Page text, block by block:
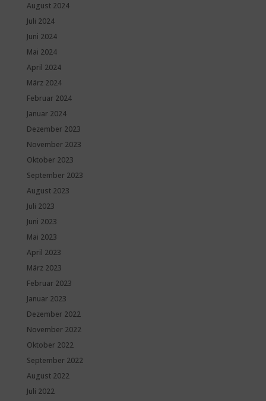
August 2024
Juli 2024
Juni 2024
Mai 2024
April 2024
März 2024
Februar 2024
Januar 2024
Dezember 2023
November 2023
Oktober 2023
September 2023
August 2023
Juli 2023
Juni 2023
Mai 2023
April 2023
März 2023
Februar 2023
Januar 2023
Dezember 2022
November 2022
Oktober 2022
September 2022
August 2022
Juli 2022